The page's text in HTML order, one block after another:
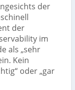
der
der
im
als „sehr
Kein
oder „gar